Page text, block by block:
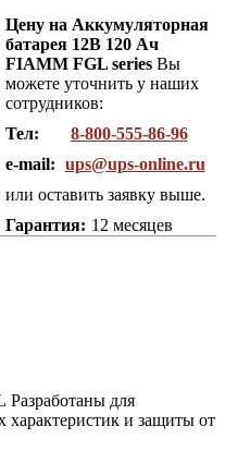
Цену на Аккумуляторная
батарея 12В 120 Ач
FIAMM FGL series Вы
можете уточнить у наших
сотрудников:
Тел:
8-800-555-86-96
e-mail: ups@ups-online.ru
или оставить заявку выше.
Гарантия: 12 месяцев
для
характеристик и защиты от